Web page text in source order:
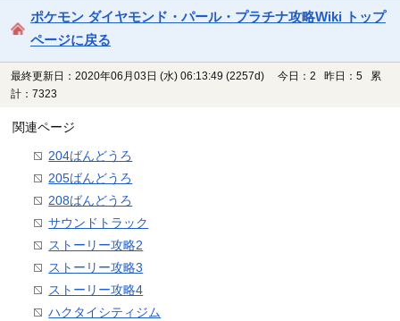
ポケモン ダイヤモンド・パール・プラチナ攻略Wiki トップ
ページに戻る
最終更新日：2020年06月03日 (水) 06:13:49 (2257d)
今日：2 昨日：5 累
計：7323
関連ページ
204ばんどうろ
205ばんどうろ
208ばんどうろ
サウンドトラック
ストーリー攻略2
ストーリー攻略3
ストーリー攻略4
ハクタイシティジム